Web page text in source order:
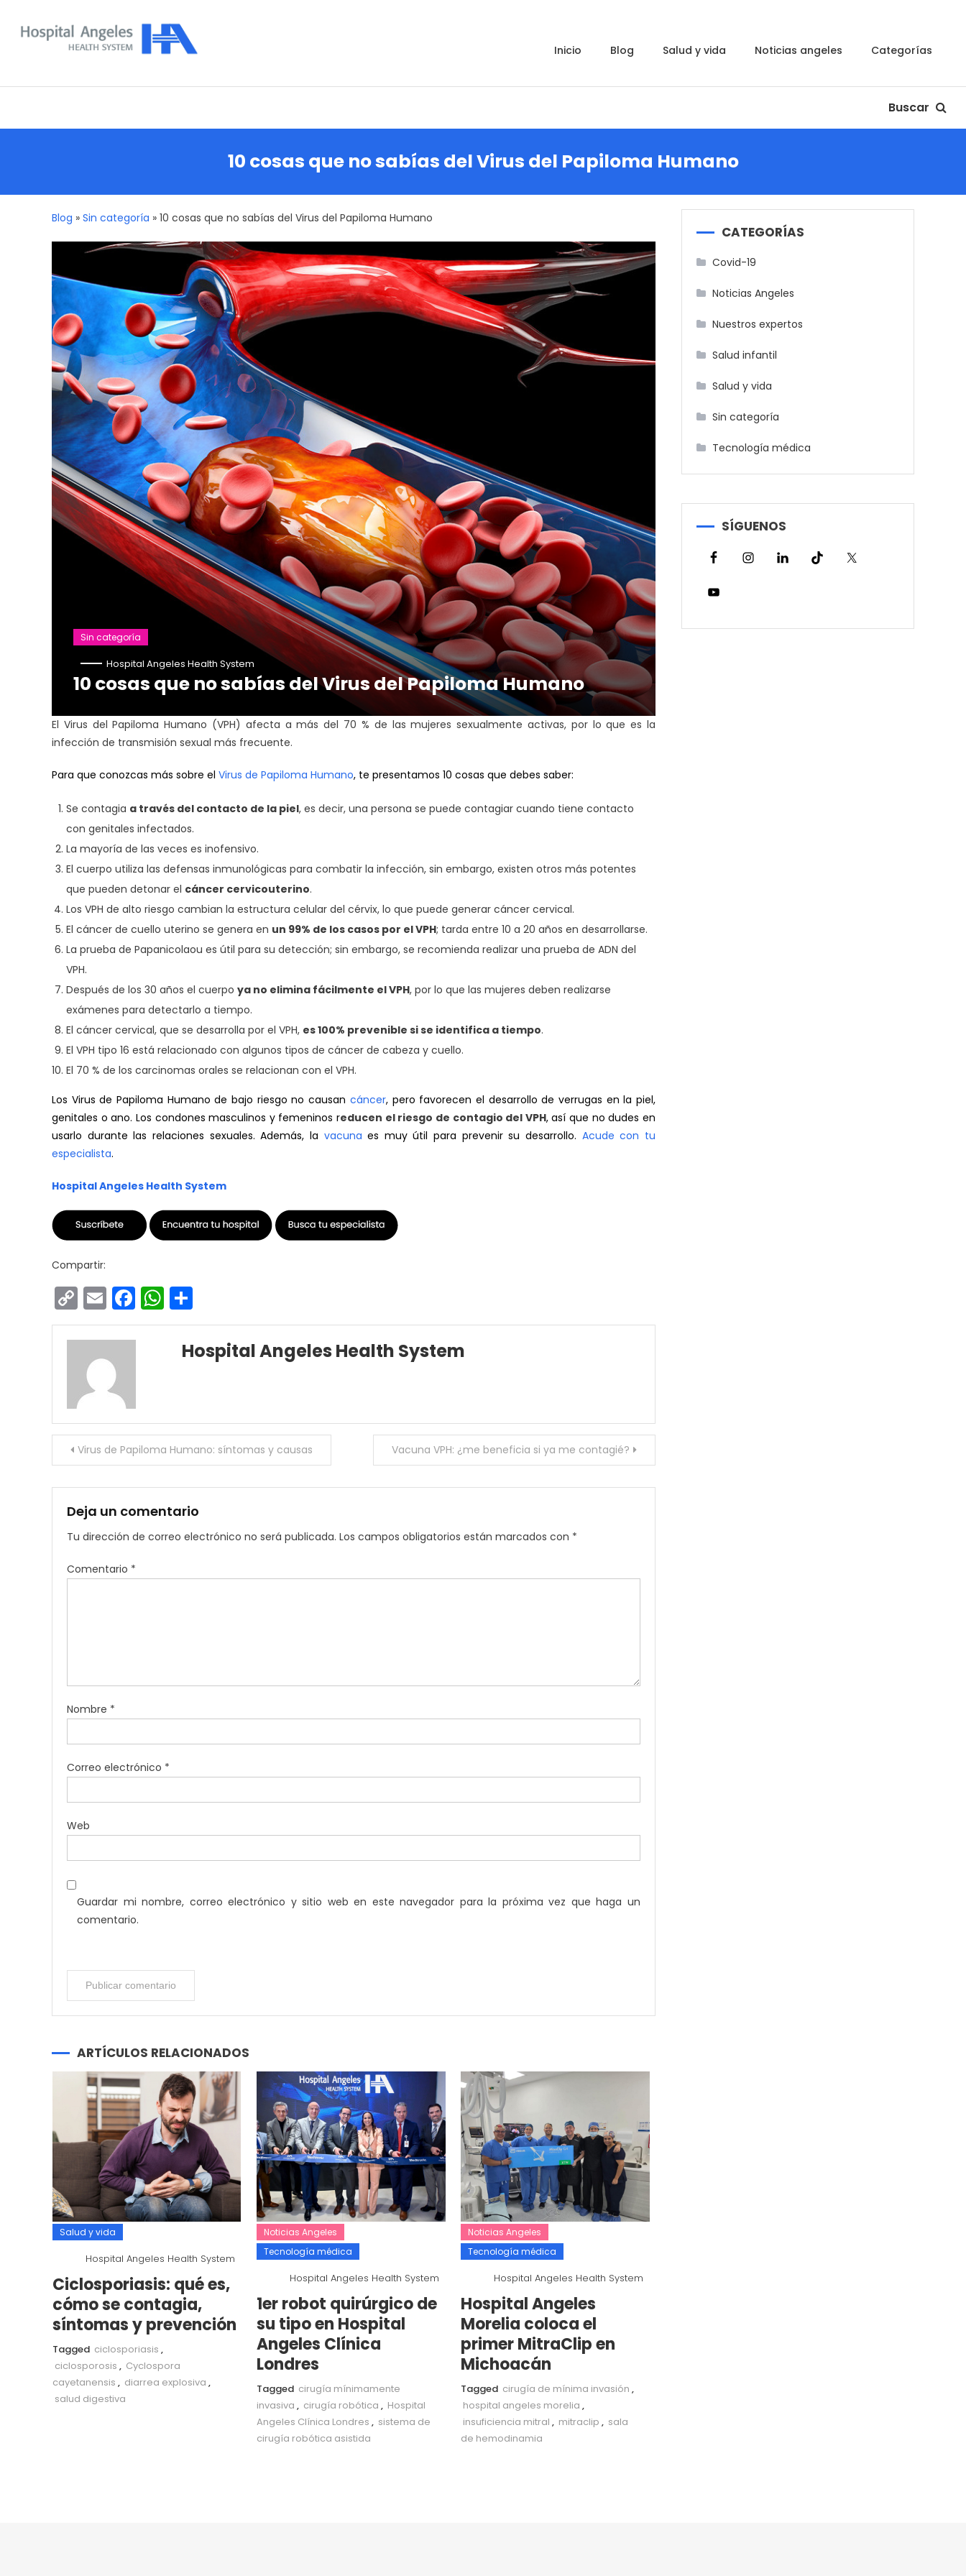
inicio blog salud y vida noticias angeles categorías
Buscar
10 cosas que no sabías del Virus del Papiloma Humano
Blog » Sin categoría » 10 cosas que no sabías del Virus del Papiloma Humano
Sin categoría
Hospital Angeles Health System
10 cosas que no sabías del Virus del Papiloma Humano
El Virus del Papiloma Humano (VPH) afecta a más del 70 % de las mujeres sexualmente activas, por lo que es la
infección de transmisión sexual más frecuente.
Para que conozcas más sobre el Virus de Papiloma Humano, te presentamos 10 cosas que debes saber:
Se contagia a través del contacto de la piel, es decir, una persona se puede contagiar cuando tiene contacto
con genitales infectados.
La mayoría de las veces es inofensivo.
El cuerpo utiliza las defensas inmunológicas para combatir la infección, sin embargo, existen otros más potentes
que pueden detonar el cáncer cervicouterino.
Los VPH de alto riesgo cambian la estructura celular del cérvix, lo que puede generar cáncer cervical.
El cáncer de cuello uterino se genera en un 99% de los casos por el VPH; tarda entre 10 a 20 años en desarrollarse.
La prueba de Papanicolaou es útil para su detección; sin embargo, se recomienda realizar una prueba de ADN del
VPH.
Después de los 30 años el cuerpo ya no elimina fácilmente el VPH, por lo que las mujeres deben realizarse
exámenes para detectarlo a tiempo.
El cáncer cervical, que se desarrolla por el VPH, es 100% prevenible si se identifica a tiempo.
El VPH tipo 16 está relacionado con algunos tipos de cáncer de cabeza y cuello.
El 70 % de los carcinomas orales se relacionan con el VPH.
Los Virus de Papiloma Humano de bajo riesgo no causan cáncer, pero favorecen el desarrollo de verrugas en la piel,
genitales o ano. Los condones masculinos y femeninos reducen el riesgo de contagio del VPH, así que no dudes en
usarlo durante las relaciones sexuales. Además, la vacuna es muy útil para prevenir su desarrollo. Acude con tu
especialista.
Hospital Angeles Health System
Compartir:
Copy
Link
EmailFacebook
WhatsApp
Hospital Angeles Health System
Navegación
de
entradas
Virus de Papiloma Humano: síntomas y causas Vacuna VPH: ¿me beneficia si ya me contagié?
Deja un comentario
Tu dirección de correo electrónico no será publicada. Los campos obligatorios están marcados con *
Comentario *
Nombre *
Correo electrónico *
Web
Guardar mi nombre, correo electrónico y sitio web en este navegador para la próxima vez que haga un
comentario.
ARTÍCULOS RELACIONADOS
Salud y vida
Hospital Angeles Health System
Ciclosporiasis: qué es,
cómo se contagia,
síntomas y prevención
Tagged ciclosporiasis ,
ciclosporosis , Cyclospora
cayetanensis , diarrea explosiva ,
salud digestiva
Noticias Angeles
Tecnología médica
Hospital Angeles Health System
1er robot quirúrgico de
su tipo en Hospital
Angeles Clínica
Londres
Tagged cirugía mínimamente
invasiva , cirugía robótica , Hospital
Angeles Clínica Londres , sistema de
cirugía robótica asistida
Noticias Angeles
Tecnología médica
Hospital Angeles Health System
Hospital Angeles
Morelia coloca el
primer MitraClip en
Michoacán
Tagged cirugía de mínima invasión ,
hospital angeles morelia ,
insuficiencia mitral , mitraclip , sala
de hemodinamia
CATEGORÍAS
Covid-19
Noticias Angeles
Nuestros expertos
Salud infantil
Salud y vida
Sin categoría
Tecnología médica
SÍGUENOS